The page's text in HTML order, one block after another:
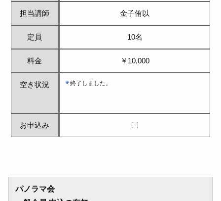
担当講師
定員
料金
空き状況
お申込み
金子侑以
10名
￥10,000
パノラマ会